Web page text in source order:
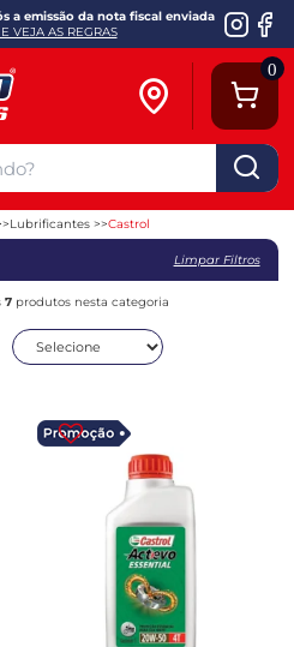
a emissão da nota fiscal enviada
VEJA AS REGRAS
0
Lubrificantes Castrol
Limpar Filtros
7 produtos nesta categoria